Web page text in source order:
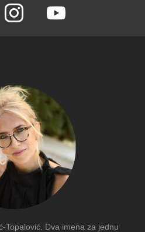
instagram youtube
Topalović. Dva imena za jednu